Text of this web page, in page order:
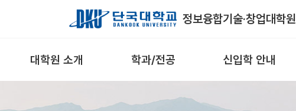
Skip to Main Content
정보융합기술·창업대학원
대학원 소개 학과/전공 신입학 안내